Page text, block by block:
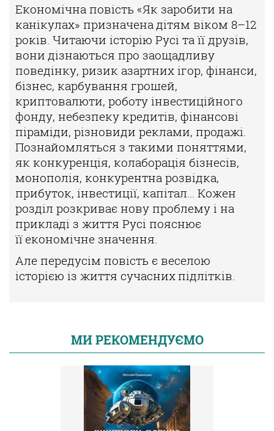
Економічна повість «Як заробити на
канікулах» призначена дітям віком 8–12
років. Читаючи історію Русі та її друзів,
вони дізнаються про заощадливу
поведінку, ризик азартних ігор, фінанси,
бізнес, карбування грошей,
криптовалюти, роботу інвестиційного
фонду, небезпеку кредитів, фінансові
піраміди, різновиди реклами, продажі.
Познайомляться з такими поняттями,
як конкуренція, колаборація бізнесів,
монополія, конкурентна розвідка,
прибуток, інвестиції, капітал... Кожен
розділ розкриває нову проблему і на
прикладі з життя Русі пояснює
її економічне значення.
Але передусім повість є веселою
історією із життя сучасних підлітків.
МИ РЕКОМЕНДУЄМО